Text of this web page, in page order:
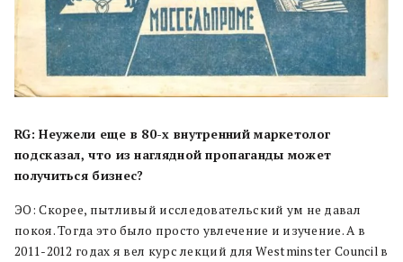
RG: Неужели еще в 80-х внутренний маркетолог
подсказал, что из наглядной пропаганды может
получиться бизнес?
ЭО: Скорее, пытливый исследовательский ум не давал
покоя. Тогда это было просто увлечение и изучение. А в
2011-2012 годах я вел курс лекций для Westminster Council в